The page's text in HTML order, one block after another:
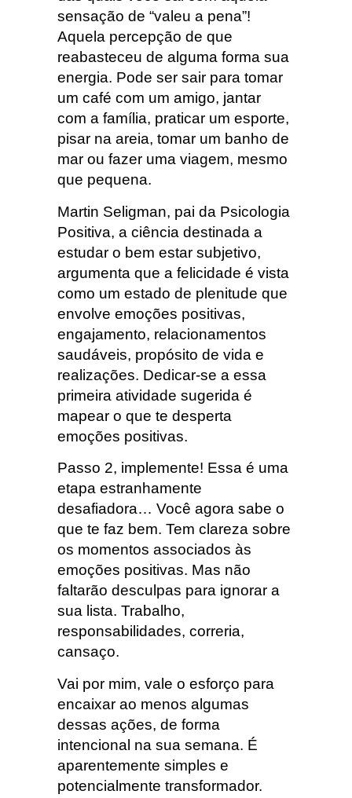
sensação de “valeu a pena”!
Aquela percepção de que
reabasteceu de alguma forma sua
energia. Pode ser sair para tomar
um café com um amigo, jantar
com a família, praticar um esporte,
pisar na areia, tomar um banho de
mar ou fazer uma viagem, mesmo
que pequena.
Martin Seligman, pai da Psicologia
Positiva, a ciência destinada a
estudar o bem estar subjetivo,
argumenta que a felicidade é vista
como um estado de plenitude que
envolve emoções positivas,
engajamento, relacionamentos
saudáveis, propósito de vida e
realizações. Dedicar-se a essa
primeira atividade sugerida é
mapear o que te desperta
emoções positivas.
Passo 2, implemente! Essa é uma
etapa estranhamente
desafiadora… Você agora sabe o
que te faz bem. Tem clareza sobre
os momentos associados às
emoções positivas. Mas não
faltarão desculpas para ignorar a
sua lista. Trabalho,
responsabilidades, correria,
cansaço.
Vai por mim, vale o esforço para
encaixar ao menos algumas
dessas ações, de forma
intencional na sua semana. É
aparentemente simples e
potencialmente transformador.